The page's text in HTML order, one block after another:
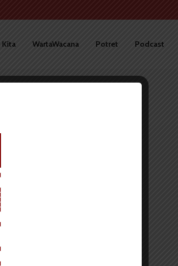
Kita WartaWacana Potret Podcast